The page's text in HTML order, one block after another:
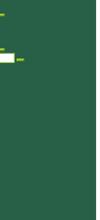
Suchen …
Suchen …
Suchen …